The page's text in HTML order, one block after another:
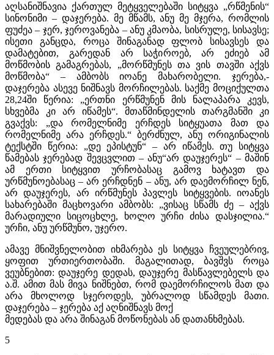
აღსანიშნავია ქართულ მეტყველებაში სიტყვა „რწმენის“
სინონიმი – დაჯერება. მე მწამს, ანუ მე მჯერა, რომლის
ფუძეა – ჯერ, ჯეროვანება – ანუ კმაობა, სისრულე, სისავსე;
ისეთი განცდა, როცა შინაგანად ფლობ სისავსეს და
დამატებით, გარედან არ საჭიროებ, არ ეძიებ ამ
მოწმობის გამაგრებას, „მორწმუნეს თა­ ვის თავში აქვს
მოწმობა“ – ამბობს იოანე მახარობელი. ჯერება,­
დაჯერება ასევე ნიშნავს მორჩილებას. საქმე მო­ციქულთა
28,24­ში წერია: „ერთნი ერწმუნენ მის ნალაპარა­ კევს,
სხვებმა კი არ იწამეს“. მთაწმინდელის თარგმანში კი
გვაქვს: „და რომელნიმე ერჩდეს სიტყუათა მათ და
რომელნიმე არა ერჩდეს.“ ბერძნულ, ანუ ორიგინალის
ტექსტში წერია: „დე ეპისტუნ“ – არ იწამეს. თუ სიტყვა
წამებას ჯერებად შევცვლით – ანუ“არ დაუჯერეს“ – მაშინ
ამ ერთი სიტყვით ურჩობასაც გამოვ­ ხატავთ და
ურწმუნოებასაც – არ ერჩდნენ – ანუ, არ დაემორჩილ­ ნენ,
არ დაუჯერეს, არ ირწმუნეს პავლეს სიტყვების. იოანეს
სახარებაში მაცხოვარი ამბობს: „ვისაც სწამს ძე – აქვს
მარადიული სიცოცხლე, ხოლო ურჩი ძისა დასჯილია.“
ურჩი, ანუ ურწმუნო, უჯერო.
ამავე მნიშვნელობით იხმარება ეს სიტყვა ჩვეულებრივ,
ყოფით ურთიერთობაში. მაგალითად, ბავშვს როცა
ვეუბნებით: დაუჯერე დედას, დაუჯერე მასწავლებელს და
ა.შ. ამით მას მივა­ ნიშნებთ, რომ დაემორჩილოს მათ და
არა მხოლოდ სჯეროდეს, უბრალოდ სწამდეს მათი.
დაჯერება – ჯერება აქ აღნიშნავს მოქ­
მედებას და არა შინაგან მოწონებას ან დათანხმებას.
5